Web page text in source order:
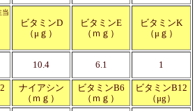
当
ビタミンD
（μｇ）
ビタミンE
（ｍｇ）
ビタミンK
（μｇ）
10.4 6.1 1
ナイアシン
（ｍｇ）
ビタミンB6
（ｍｇ）
ビタミンB12
（μg）